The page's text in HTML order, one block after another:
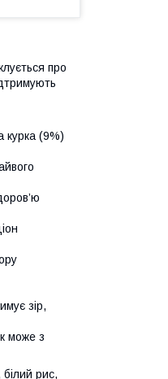
про
курка (9%)
зір,
може з
рис,